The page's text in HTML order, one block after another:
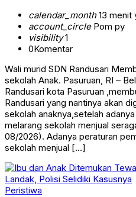
calendar_month13 menit
account_circlePom py
visibility1
0Komentar
Wali murid SDN Randusari
sekolah Anak. Pasuruan, RI –
Randusari kota Pasuruan
Randusari yang nantinya akan
sekolah anaknya,setelah
melarang sekolah menjual
08/2026). Adanya peraturan
sekolah menjual […]
Peristiwa